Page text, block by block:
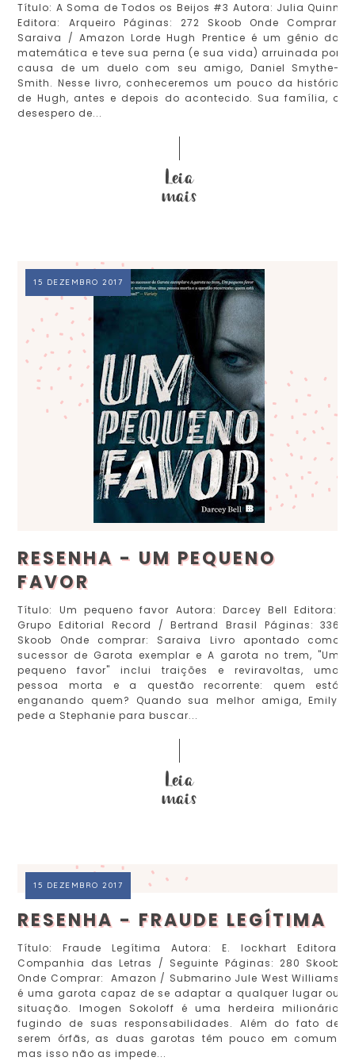
Título: A Soma de Todos os Beijos #3 Autora: Julia Quinn
Editora: Arqueiro Páginas: 272 Skoob Onde Comprar:
Saraiva / Amazon Lorde Hugh Prentice é um gênio da
matemática e teve sua perna (e sua vida) arruinada por
causa de um duelo com seu amigo, Daniel Smythe-
Smith. Nesse livro, conheceremos um pouco da história
de Hugh, antes e depois do acontecido. Sua família, o
desespero de...
15 DEZEMBRO 2017
RESENHA - UM PEQUENO
FAVOR
Título: Um pequeno favor Autora: Darcey Bell Editora:
Grupo Editorial Record / Bertrand Brasil Páginas: 336
Skoob Onde comprar: Saraiva Livro apontado como
sucessor de Garota exemplar e A garota no trem, "Um
pequeno favor" inclui traições e reviravoltas, uma
pessoa morta e a questão recorrente: quem está
enganando quem? Quando sua melhor amiga, Emily,
pede a Stephanie para buscar...
15 DEZEMBRO 2017
RESENHA - FRAUDE LEGÍTIMA
Título: Fraude Legítima Autora: E. lockhart Editora:
Companhia das Letras / Seguinte Páginas: 280 Skoob
Onde Comprar: Amazon / Submarino Jule West Williams
é uma garota capaz de se adaptar a qualquer lugar ou
situação. Imogen Sokoloff é uma herdeira milionária
fugindo de suas responsabilidades. Além do fato de
serem órfãs, as duas garotas têm pouco em comum,
mas isso não as impede...